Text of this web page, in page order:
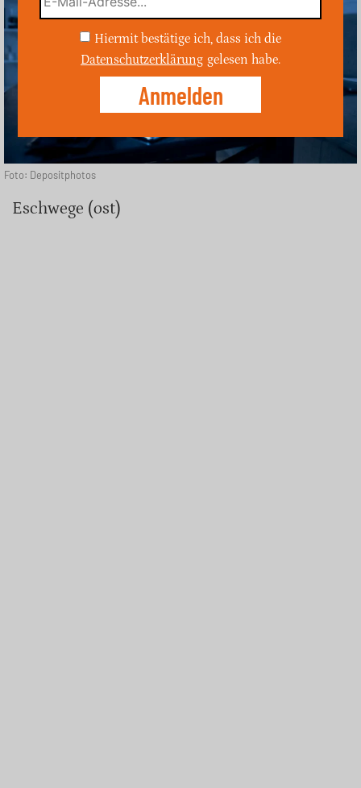
Foto: Depositphotos
Eschwege (ost)
Hiermit bestätige ich, dass ich die
Datenschutzerklärung gelesen habe.